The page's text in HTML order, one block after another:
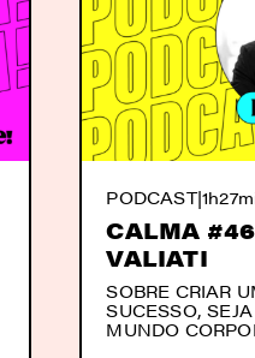
PODCAST|
CALMA
VALIATI
SOBRE CRIAR
SUCESSO,
MUNDO